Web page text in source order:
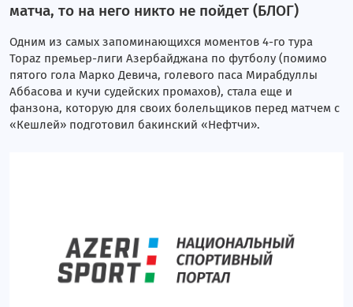
матча, то на него никто не пойдет (БЛОГ)
Одним из самых запоминающихся моментов 4-го тура
Topaz премьер-лиги Азербайджана по футболу (помимо
пятого гола Марко Девича, голевого паса Мирабдуллы
Аббасова и кучи судейских промахов), стала еще и
фанзона, которую для своих болельщиков перед матчем с
«Кешлей» подготовил бакинский «Нефтчи».